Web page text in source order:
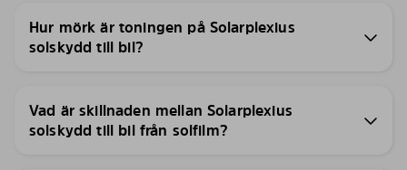
Hur mörk är toningen på Solarplexius
solskydd till bil?
Vad är skillnaden mellan Solarplexius
solskydd till bil från solfilm?